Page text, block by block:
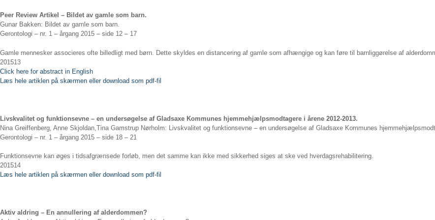
Peer Review Artikel – Bildet av gamle som barn.
Gunar Bakken: Bildet av gamle som barn.
Gerontologi – nr. 1 – årgang 2015 – side 12 – 17
Gamle mennesker associeres ofte billedligt med børn. Dette skyldes en distancering af gamle som afhængige og kan føre til barnliggørelse af
201513
Click here for abstract in English
Læs hele artiklen på skærmen eller download som pdf-fil
Livskvalitet og funktionsevne – en undersøgelse af Gladsaxe Kommunes hjemmehjælpsmodtagere i årene 2012-2013.
Nina Greiffenberg, Anne Skjoldan,Tina Gamstrup Nørholm: Livskvalitet og funktionsevne – en undersøgelse af Gladsaxe Kommunes
Gerontologi – nr. 1 – årgang 2015 – side 18 – 21
Funktionsevne kan øges i tidsafgrænsede forløb, men det samme kan ikke med sikkerhed siges at ske ved hverdagsrehabilitering.
201514
Læs hele artiklen på skærmen eller download som pdf-fil
Aktiv aldring – En annullering af alderdommen?